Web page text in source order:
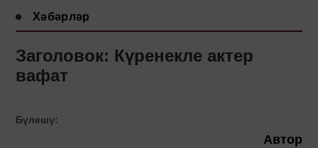
Хәбәрләр
Заголовок: Күренекле актер
вафат
Бүлешү:
Автор